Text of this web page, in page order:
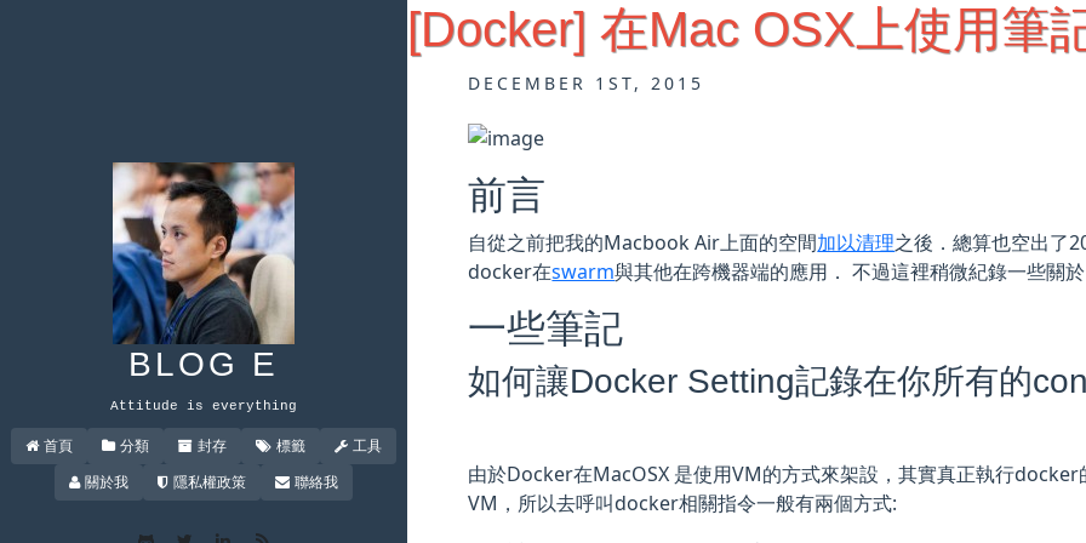
BLOG E
Attitude is everything
首頁 分類 封存 標籤
工具
關於我
隱私權政策 聯絡我
[Docker] 在Mac OSX上使用筆
DECEMBER 1ST, 2015
前言
自從之前把我的Macbook Air上面的空間加以清理之後．總算也空出了
docker在swarm與其他在跨機器端的應用． 不過這裡稍微紀錄一些關
一些筆記
如何讓Docker Setting記錄在你所有的
由於Docker在MacOSX 是使用VM的方式來架設，其實真正執行
VM，所以去呼叫docker相關指令一般有兩個方式: